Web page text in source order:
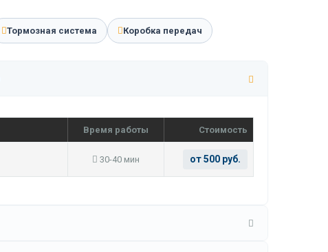
Тормозная система Коробка передач
Время работы Стоимость
30-40 мин от 500 руб.